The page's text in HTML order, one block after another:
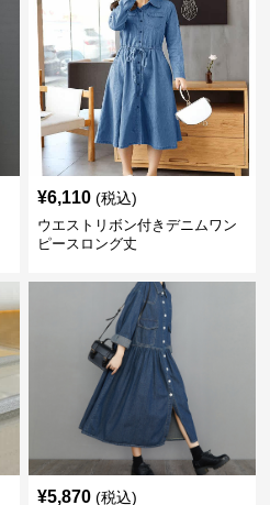
¥6,110 (税込)
ウエストリボン付きデニムワン
ピースロング丈
¥5,870 (税込)